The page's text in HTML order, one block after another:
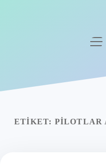
Yasal Uyarı
ETIKET: PILOTLAR